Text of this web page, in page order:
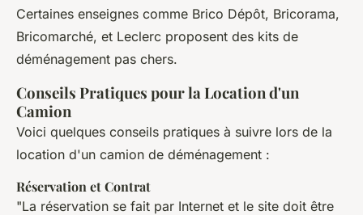
Certaines enseignes comme Brico Dépôt, Bricorama,
Bricomarché, et Leclerc proposent des kits de
déménagement pas chers.
Conseils Pratiques pour la Location d'un
Camion
Voici quelques conseils pratiques à suivre lors de la
location d'un camion de déménagement :
Réservation et Contrat
"La réservation se fait par Internet et le site doit être